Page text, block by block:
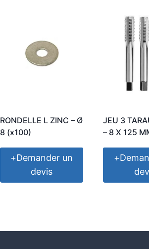
RONDELLE L ZINC – Ø
8 (x100)
+Demander un
devis
JEU 3
– 8 X 125
+